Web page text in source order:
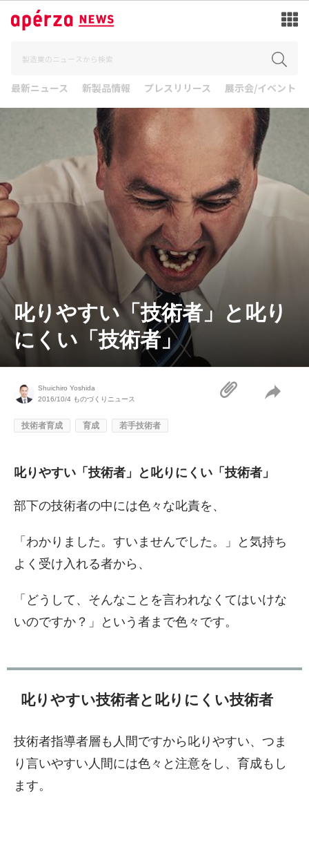
最新ニュース 新製品情報 プレスリリース 展示会/イベント
叱りやすい「技術者」と叱り
にくい「技術者」
Shuichiro Yoshida
2016/10/4 ものづくりニュース
技術者育成 育成 若手技術者
叱りやすい「技術者」と叱りにくい「技術者」
部下の技術者の中には色々な叱責を、
「わかりました。すいませんでした。」と気持ち
よく受け入れる者から、
「どうして、そんなことを言われなくてはいけな
いのですか？」という者まで色々です。
叱りやすい技術者と叱りにくい技術者
技術者指導者層も人間ですから叱りやすい、つま
り言いやすい人間には色々と注意をし、育成もし
ます。